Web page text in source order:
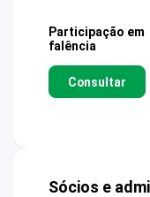
Participação em
falência
Consultar
Sócios e